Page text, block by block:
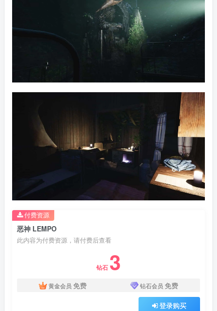
恶神 LEMPO
此内容为付费资源，请付费后查看
钻石 3
黄金会员 免费 钻石会员 免费
登录购买
付费资源